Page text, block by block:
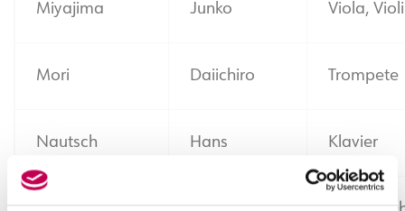
Miyajima Junko Viola,
Mori Daiichiro Trompete
Nautsch Hans Klavier